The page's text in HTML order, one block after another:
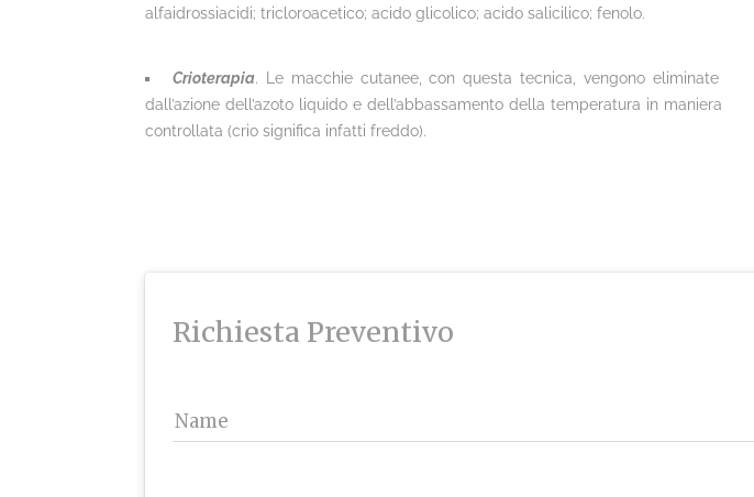
alfaidrossiacidi; tricloroacetico; acido glicolico; acido salicilico; fenolo.
Crioterapia. Le macchie cutanee, con questa tecnica, vengono eliminate
dall’azione dell’azoto liquido e dell’abbassamento della temperatura in maniera
controllata (crio significa infatti freddo).
Richiesta Preventivo
Name